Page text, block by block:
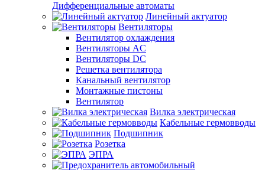
Дифференциальные автоматы
Линейный актуатор
Вентиляторы
Вентилятор охлаждения
Вентиляторы AC
Вентиляторы DC
Решетка вентилятора
Канальный вентилятор
Монтажные пистоны
Вентилятор
Вилка электрическая
Кабельные гермовводы
Подшипник
Розетка
ЭПРА